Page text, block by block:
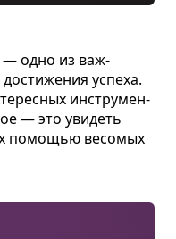
— одно из важ­
успеха.
инстру­мен­
— это уви­деть
помо­щью весо­мых